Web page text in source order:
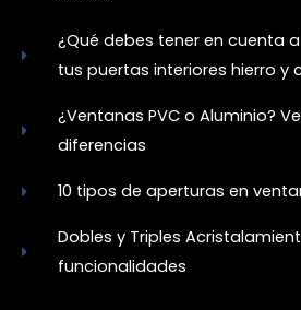
¿Qué debes tener en cuenta
tus puertas interiores hierro y
¿Ventanas PVC o Aluminio?
diferencias
10 tipos de aperturas en
Dobles y Triples
funcionalidades